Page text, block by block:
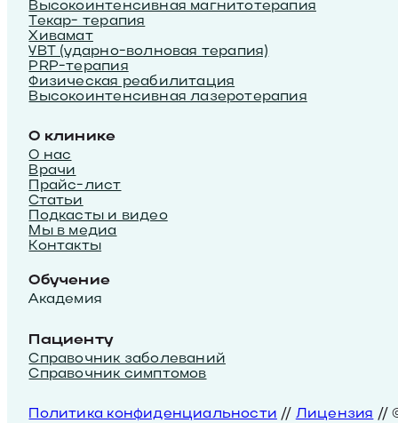
Высокоинтенсивная магнитотерапия
Текар- терапия
Хивамат
УВТ (ударно-волновая терапия)
PRP-терапия
Физическая реабилитация
Высокоинтенсивная лазеротерапия
О клинике
О нас
Врачи
Прайс-лист
Статьи
Подкасты и видео
Мы в медиа
Контакты
Обучение
Академия
Пациенту
Справочник заболеваний
Справочник симптомов
Политика конфиденциальности // Лицензия //